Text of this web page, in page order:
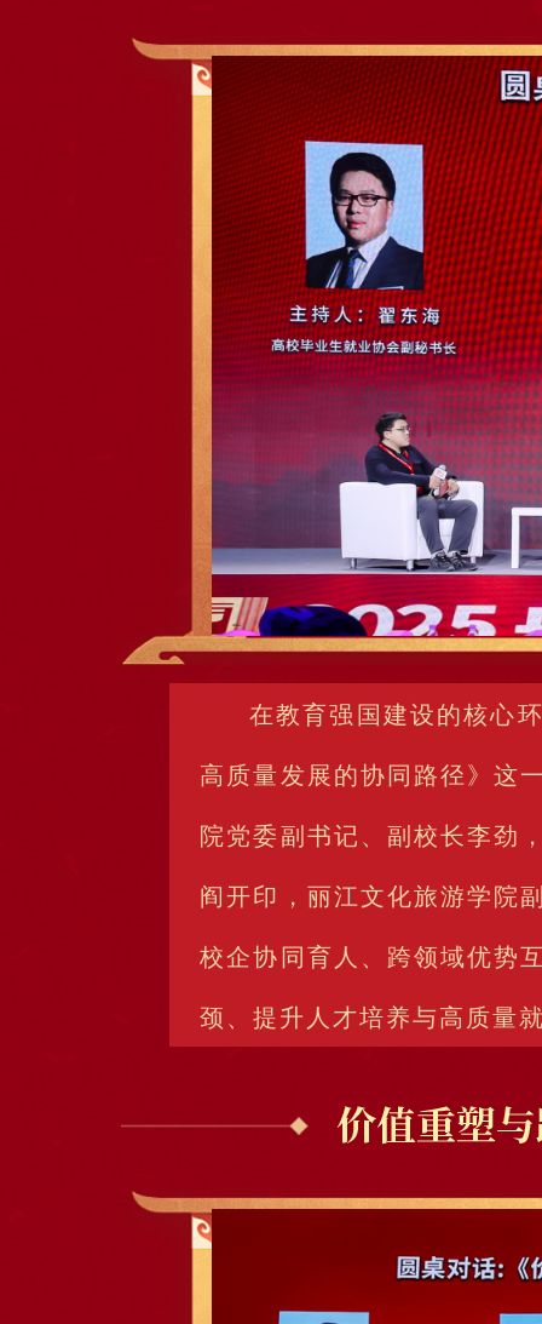
在教育强国建设的核心
高质量发展的协同路径》这
院党委副书记、副校长李劲
阎开印，丽江文化旅游学院
校企协同育人、跨领域优势
颈、提升人才培养与高质量